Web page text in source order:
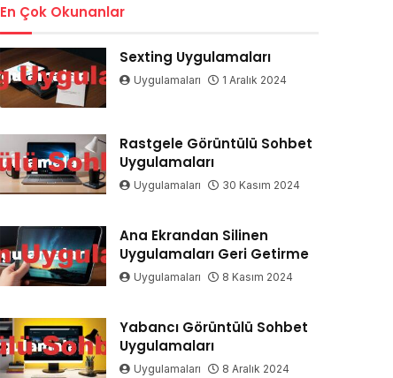
En Çok Okunanlar
Sexting Uygulamaları
Uygulamaları 1 Aralık 2024
Rastgele Görüntülü Sohbet
Uygulamaları
Uygulamaları 30 Kasım 2024
Ana Ekrandan Silinen
Uygulamaları Geri Getirme
Uygulamaları 8 Kasım 2024
Yabancı Görüntülü Sohbet
Uygulamaları
Uygulamaları 8 Aralık 2024